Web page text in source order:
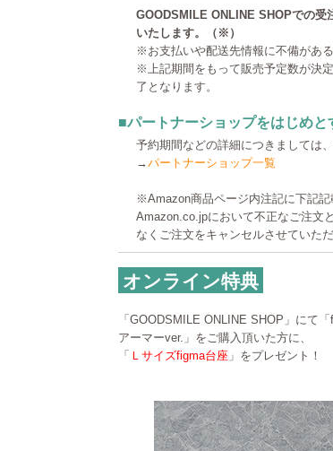
GOODSMILE ONLINE SHOPでの受
いたします。（※）
※お支払いや配送先情報に不備があ
※上記期間をもって販売予定数が決
了となります。
■パートナーショップをはじめ
予約期間などの詳細につきましては
→パートナーショップ一覧
※Amazon商品ページ内注記に下記記
Amazon.co.jpにおいて不正なご注文
なくご注文をキャンセルさせていた
オンライン特典
「GOODSMILE ONLINE SHOP」にて
アーマーver.」をご購入頂いた方に、
「 Ｌサイズfigma台座 」をプレゼント！